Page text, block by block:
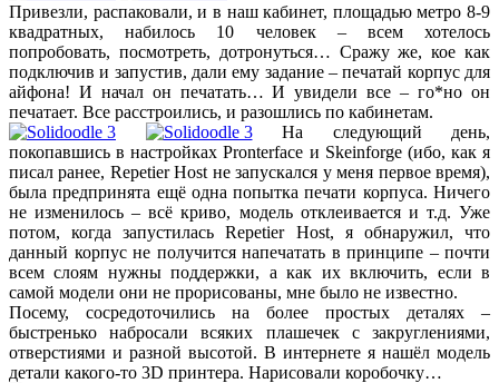
Привезли, распаковали, и в наш кабинет, площадью метро 8-9
квадратных, набилось 10 человек – всем хотелось
попробовать, посмотреть, дотронуться… Сражу же, кое как
подключив и запустив, дали ему задание – печатай корпус для
айфона! И начал он печатать… И увидели все – го*но он
печатает. Все расстроились, и разошлись по кабинетам.
На следующий день,
покопавшись в настройках Pronterface и Skeinforge (ибо, как я
писал ранее, Repetier Host не запускался у меня первое время),
была предпринята ещё одна попытка печати корпуса. Ничего
не изменилось – всё криво, модель отклеивается и т.д. Уже
потом, когда запустилась Repetier Host, я обнаружил, что
данный корпус не получится напечатать в принципе – почти
всем слоям нужны поддержки, а как их включить, если в
самой модели они не прорисованы, мне было не известно.
Посему, сосредоточились на более простых деталях –
быстренько набросали всяких плашечек с закруглениями,
отверстиями и разной высотой. В интернете я нашёл модель
детали какого-то 3D принтера. Нарисовали коробочку…